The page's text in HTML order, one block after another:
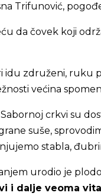
Trifunović,
da čovek koji
idu združeni, ruku
većina
crkvi su
suše,
stabla,
urodio je
i dalje veoma